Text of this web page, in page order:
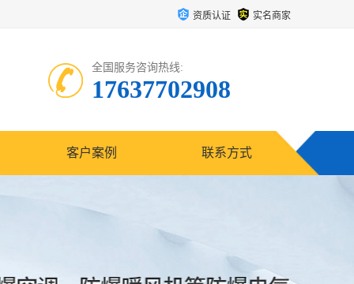
资质认证 实名商家
全国服务咨询热线:
17637702908
客户案例 联系方式